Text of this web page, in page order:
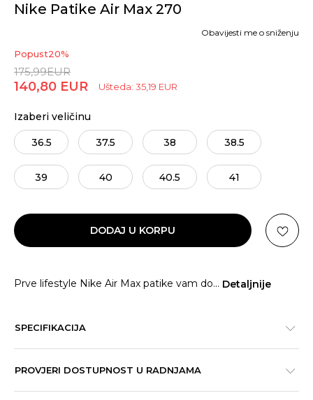
Nike Patike Air Max 270
Popust20%
175,99EUR
140,80 EUR Ušteda: 35,19 EUR
Obavijesti me o sniženju
Izaberi veličinu
36.5 37.5 38 38.5
39 40 40.5 41
DODAJ U KORPU
Prve lifestyle Nike Air Max patike vam do... Detaljnije
SPECIFIKACIJA
PROVJERI DOSTUPNOST U RADNJAMA